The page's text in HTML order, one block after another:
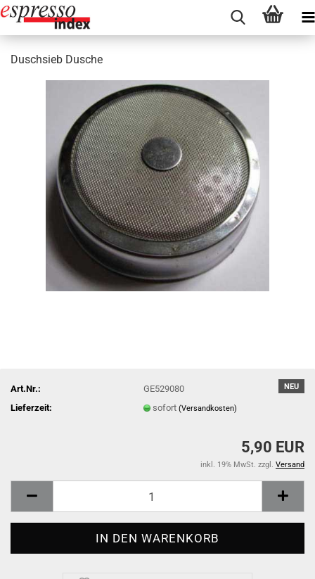
Duschsieb Dusche
NEU
Art.Nr.:
GE529080
Lieferzeit:
sofort(Versandkosten)
5,90 EUR
inkl. 19% MwSt. zzgl. Versand